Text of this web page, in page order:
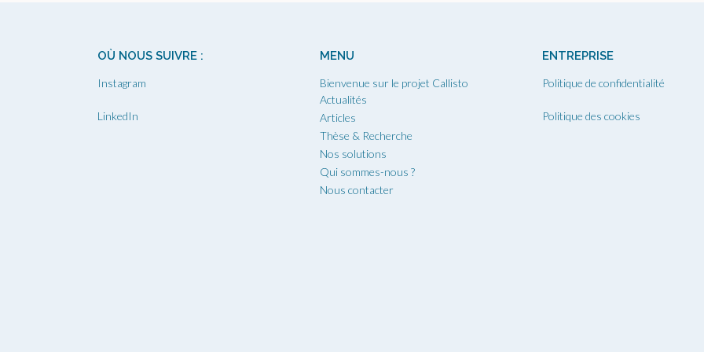
OÙ NOUS SUIVRE :
Instagram
LinkedIn
MENU
Bienvenue sur le projet Callisto
Actualités
Articles
Thèse & Recherche
Nos solutions
Qui sommes-nous ?
Nous contacter
ENTREPRISE
Politique de confidentialité
Politique des cookies